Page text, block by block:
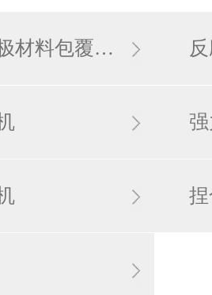
材料包覆…